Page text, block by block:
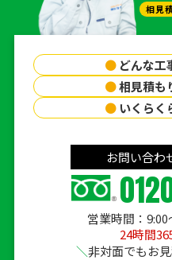
相見
● どんな工
●相見積も
● いくらく
お問い合わ
営業時間：
24時間
非対面でもお